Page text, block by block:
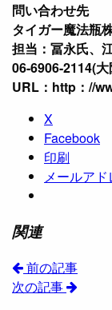
問い合わせ先
タイガー魔法瓶
担当：冨永氏、
06-6906-2114(
URL：http：//
X
Facebook
印刷
メールアド
関連
前の記事
次の記事